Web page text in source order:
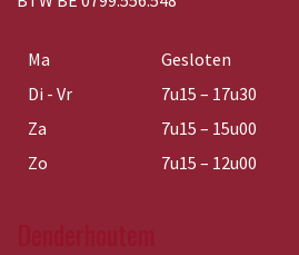
Ma
Gesloten
Di - Vr
7u15 – 17u30
Za
7u15 – 15u00
Zo
7u15 – 12u00